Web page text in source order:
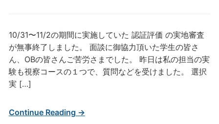
10/31〜11/2の期間に実施していた 認証評価 の実地審査
が無事終了しました。 面談に御協力頂いた学生の皆さ
ん、OBの皆さんご苦労さまでした。 昨日は私の担当の実
験も視察コースの１つで、質問などを受けました。 選択
実 […]
Continue Reading →